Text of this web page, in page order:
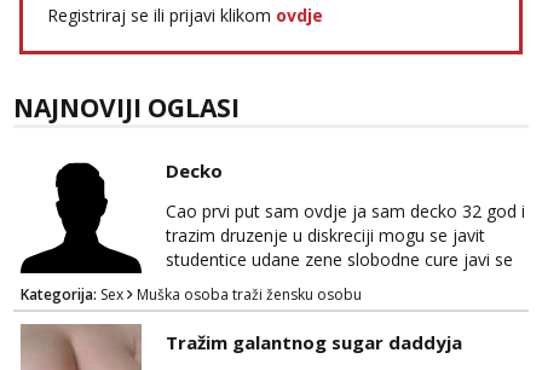
Registriraj se ili prijavi klikom ovdje
NAJNOVIJI OGLASI
Decko
Cao prvi put sam ovdje ja sam decko 32 god i
trazim druzenje u diskreciji mogu se javit
studentice udane zene slobodne cure javi se
pa cemo sve ljepo dogovorit necete pogrjesit
pusa 098819637
Kategorija: Sex Muška osoba traži žensku osobu
Tražim galantnog sugar daddyja